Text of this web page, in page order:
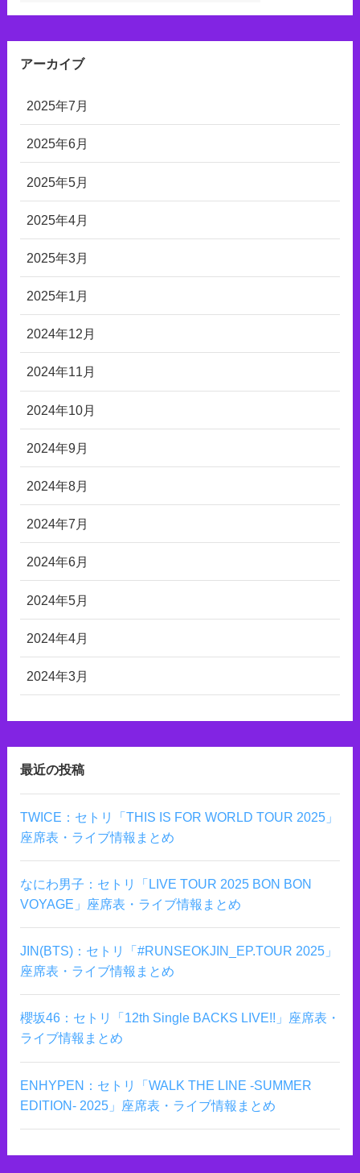
アーカイブ
2025年7月
2025年6月
2025年5月
2025年4月
2025年3月
2025年1月
2024年12月
2024年11月
2024年10月
2024年9月
2024年8月
2024年7月
2024年6月
2024年5月
2024年4月
2024年3月
最近の投稿
TWICE：セトリ「THIS IS FOR WORLD TOUR 2025」
座席表・ライブ情報まとめ
なにわ男子：セトリ「LIVE TOUR 2025 BON BON
VOYAGE」座席表・ライブ情報まとめ
JIN(BTS)：セトリ「#RUNSEOKJIN_EP.TOUR 2025」
座席表・ライブ情報まとめ
櫻坂46：セトリ「12th Single BACKS LIVE!!」座席表・
ライブ情報まとめ
ENHYPEN：セトリ「WALK THE LINE -SUMMER
EDITION- 2025」座席表・ライブ情報まとめ